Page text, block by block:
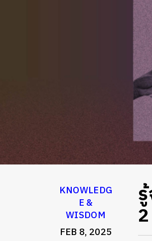
KNOWLEDG
E &
WISDOM
FEB 8, 2025